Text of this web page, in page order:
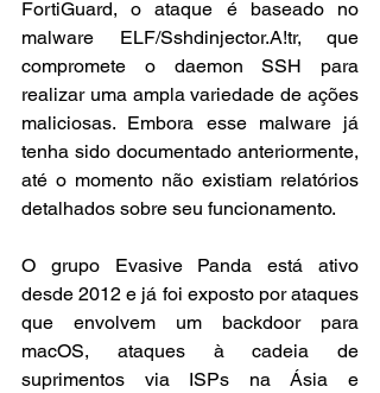
FortiGuard, o ataque é baseado no
malware ELF/Sshdinjector.A!tr, que
compromete o daemon SSH para
realizar uma ampla variedade de ações
maliciosas. Embora esse malware já
tenha sido documentado anteriormente,
até o momento não existiam relatórios
detalhados sobre seu funcionamento.
O grupo Evasive Panda está ativo
desde 2012 e já foi exposto por ataques
que envolvem um backdoor para
macOS, ataques à cadeia de
suprimentos via ISPs na Ásia e